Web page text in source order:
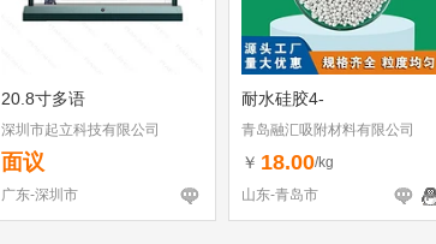
20.8寸多语
深圳市起立科技有限公司
面议
广东-深圳市
耐水硅胶4-
青岛融汇吸附材料有限公司
￥ 18.00/kg
山东-青岛市